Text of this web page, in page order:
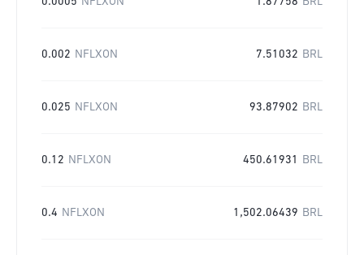
0.002 NFLXON 7.51032 BRL
0.025 NFLXON 93.87902 BRL
0.12 NFLXON 450.61931 BRL
0.4 NFLXON 1,502.06439 BRL